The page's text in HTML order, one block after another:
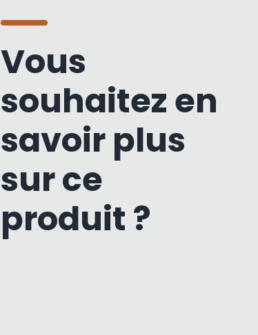
Vous
souhaitez en
savoir plus
sur ce
produit ?